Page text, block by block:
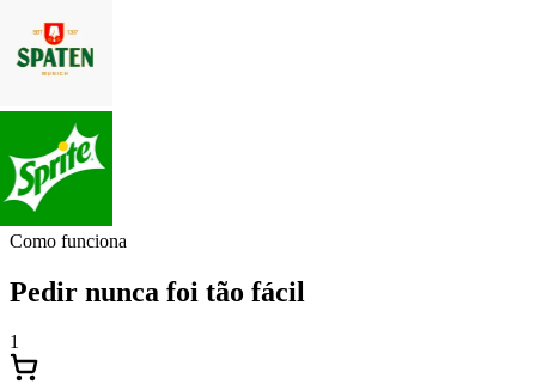
Como funciona
Pedir nunca foi tão fácil
1